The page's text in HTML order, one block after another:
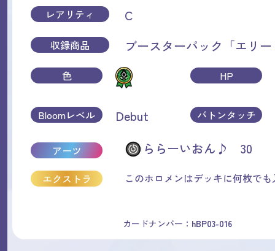
レアリティ C
収録商品 ブースターパック「エリ
色 HP
Bloomレベル Debut バトンタッチ
アーツ ららーいおん♪ 30
エクストラ このホロメンはデッキに何枚で
カードナンバー： hBP03-016